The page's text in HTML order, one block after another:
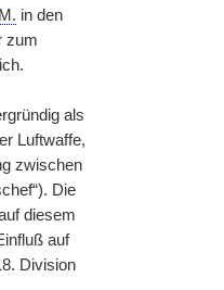
M. in den
zum
als
Luftwaffe,
zwischen
Die
diesem
auf
Division